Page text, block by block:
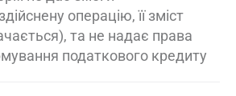
операцію, її зміст
та не надає права
податкового кредиту